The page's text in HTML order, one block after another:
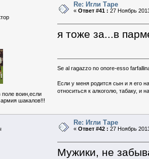
воин,если
шакалов!!!
Re: Игли Таре
«Ответ #41 : 27 Ноябрь
я тоже за...в
Se al ragazzo no onore-esso
Если у меня родится сын и я его
относиться к алкоголю, табаку, и
Re: Игли Таре
«Ответ #42 : 27 Ноябрь
Мужики, не